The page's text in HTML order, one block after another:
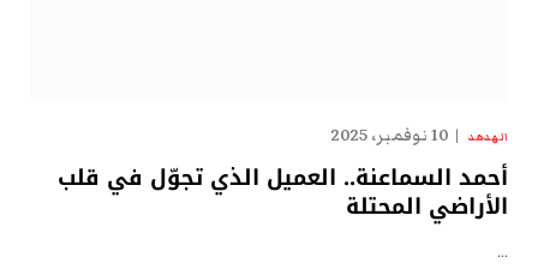
الهدهد 10 نوفمبر، 2025
أحمد السماعنة.. العميل الذي تجوّل في قلب
الأراضي المحتلة
…